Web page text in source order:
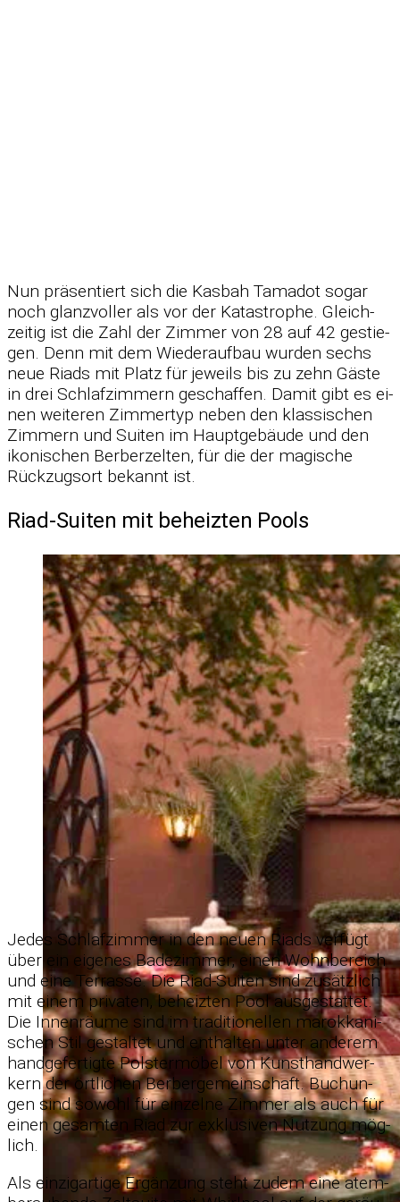
Nun prä­sen­tiert sich die Kas­bah Ta­ma­dot so­gar
noch glanz­vol­ler als vor der Ka­ta­stro­phe. Gleich­
zei­tig ist die Zahl der Zim­mer von 28 auf 42 ge­stie­
gen. Denn mit dem Wie­der­auf­bau wur­den sechs
neue Riads mit Platz für je­weils bis zu zehn Gäste
in drei Schlaf­zim­mern ge­schaf­fen. Da­mit gibt es ei­
nen wei­te­ren Zim­mer­typ ne­ben den klas­si­schen
Zim­mern und Sui­ten im Haupt­ge­bäude und den
iko­ni­schen Ber­ber­zel­ten, für die der ma­gi­sche
Rück­zugs­ort be­kannt ist.
Riad-Suiten mit beheizten Pools
Je­des Schlaf­zim­mer in den neuen Riads ver­fügt
über ein ei­ge­nes Ba­de­zim­mer, ei­nen Wohn­be­reich
und eine Ter­rasse. Die Riad-Sui­ten sind zu­sätz­lich
mit ei­nem pri­va­ten, be­heiz­ten Pool aus­ge­stat­tet.
Die In­nen­räume sind im tra­di­tio­nel­len ma­rok­ka­ni­
schen Stil ge­stal­tet und ent­hal­ten un­ter an­de­rem
hand­ge­fer­tigte Pols­ter­mö­bel von Kunst­hand­wer­
kern der ört­li­chen Ber­ber­ge­mein­schaft. Bu­chun­
gen sind so­wohl für ein­zelne Zim­mer als auch für
ei­nen ge­sam­ten Riad zur ex­klu­si­ven Nut­zung mög­
lich.
Als ein­zig­ar­tige Er­gän­zung steht zu­dem eine atem­